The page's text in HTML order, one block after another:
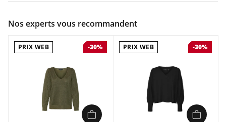
Élasthanne , 3% Nylon
Aucune garde-robe n'est jamais complète sans votre pull
préféré, et celui-ci pourrait bien être votre nouvelle couche
préférée. Le moyen idéal de rester au chaud et stylée sans
faire de compromis sur le confort. La perfection à l'état pur !.
Type de produit : Pull en maille Neck : Col en V Manches :
Manches longues Manches : Épaules tombantes
Nos experts vous recommandent
PRIX WEB -30% PRIX WEB -30%